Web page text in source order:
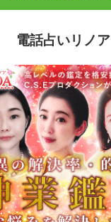
電話占いリノア